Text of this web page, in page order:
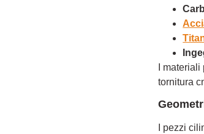
I
tornitura
I pezzi